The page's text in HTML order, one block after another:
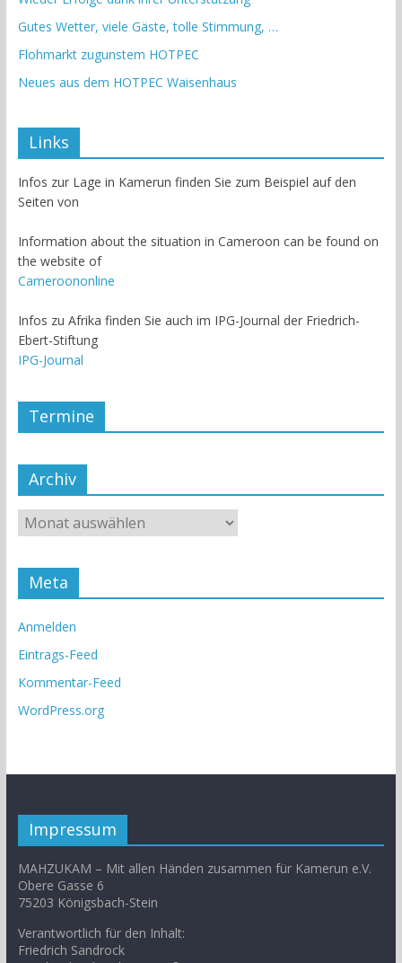
Gutes Wetter, viele Gäste, tolle Stimmung, …
Flohmarkt zugunstem HOTPEC
Neues aus dem HOTPEC Waisenhaus
Links
Infos zur Lage in Kamerun finden Sie zum Beispiel auf den
Seiten von
Information about the situation in Cameroon can be found on
the website of
Cameroononline
Infos zu Afrika finden Sie auch im IPG-Journal der Friedrich-
Ebert-Stiftung
IPG-Journal
Termine
Archiv
Meta
Anmelden
Eintrags-Feed
Kommentar-Feed
WordPress.org
Impressum
MAHZUKAM – Mit allen Händen zusammen für Kamerun e.V.
Obere Gasse 6
75203 Königsbach-Stein
Verantwortlich für den Inhalt:
Friedrich Sandrock